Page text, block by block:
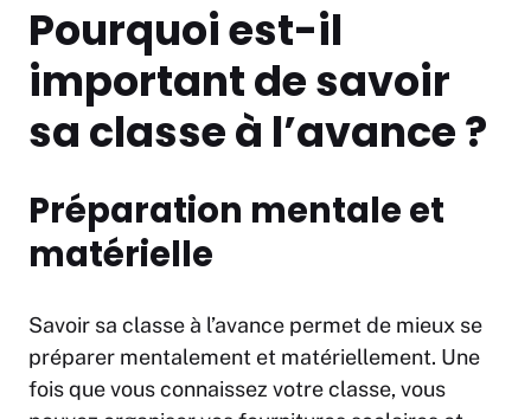
Pourquoi est-il
important de savoir
sa classe à l’avance ?
Préparation mentale et
matérielle
Savoir sa classe à l’avance permet de mieux se
préparer mentalement et matériellement. Une
fois que vous connaissez votre classe, vous